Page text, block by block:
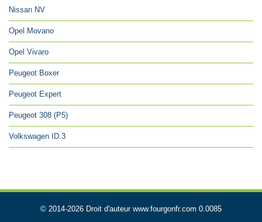
Nissan NV
Opel Movano
Opel Vivaro
Peugeot Boxer
Peugeot Expert
Peugeot 308 (P5)
Volkswagen ID.3
© 2014-2026 Droit d'auteur www.fourgonfr.com 0.0085